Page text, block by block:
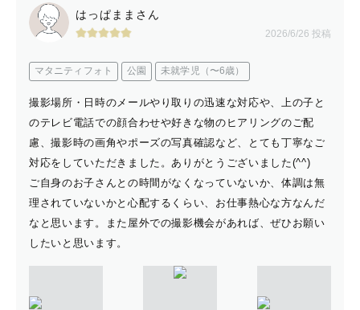
はっぱままさん
2026/6/26 投稿
マタニティフォト 公園 未就学児（〜6歳）
撮影場所・日時のメールやり取りの迅速な対応や、上の子と
のテレビ電話での顔合わせや好きな物のヒアリングのご配
慮、撮影時の画角やポーズの写真確認など、とても丁寧なご
対応をしていただきました。ありがとうございました(^^)
ご自身のお子さんとの時間がなくなっていないか、体調は無
理されていないかと心配するくらい、お仕事熱心な方なんだ
なと思います。また屋外での撮影機会があれば、ぜひお願い
したいと思います。